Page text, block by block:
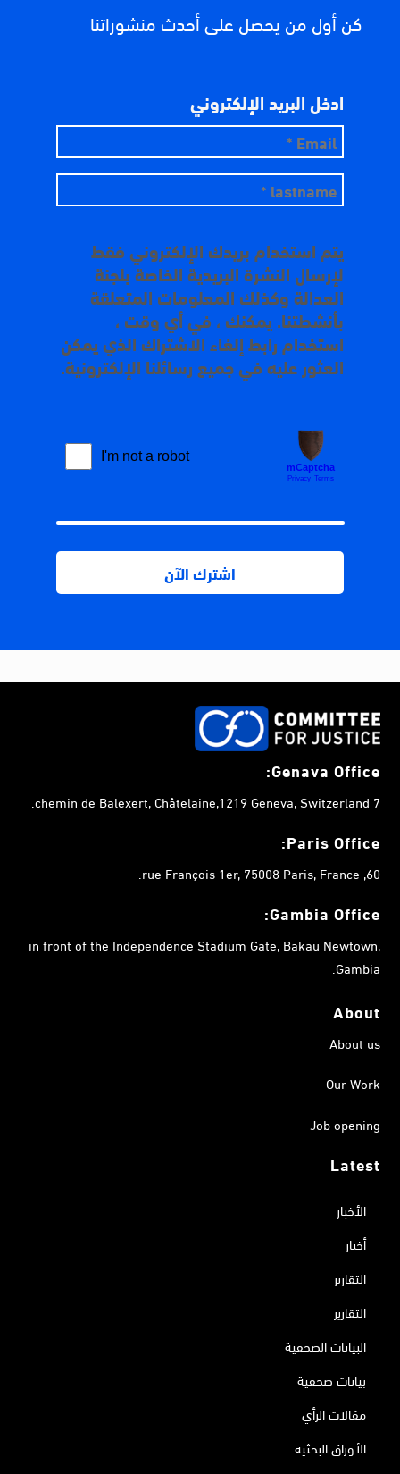
كن أول من يحصل على أحدث منشوراتنا
ادخل البريد الإلكتروني
يتم استخدام بريدك الإلكتروني فقط
لإرسال النشرة البريدية الخاصة بلجنة
العدالة وكذلك المعلومات المتعلقة
بأنشطتنا. يمكنك ، في أي وقت ،
استخدام رابط إلغاء الاشتراك الذي يمكن
العثور عليه في جميع رسائلنا الإلكترونية.
Genava Office:
7 chemin de Balexert, Châtelaine,1219 Geneva, Switzerland.
Paris Office:
60, rue François 1er, 75008 Paris, France.
Gambia Office:
in front of the Independence Stadium Gate, Bakau Newtown,
Gambia.
About
About us
Our Work
Job opening
Latest
الأخبار
أخبار
التقارير
التقارير
البيانات الصحفية
بيانات صحفية
مقالات الرأي
الأوراق البحثية